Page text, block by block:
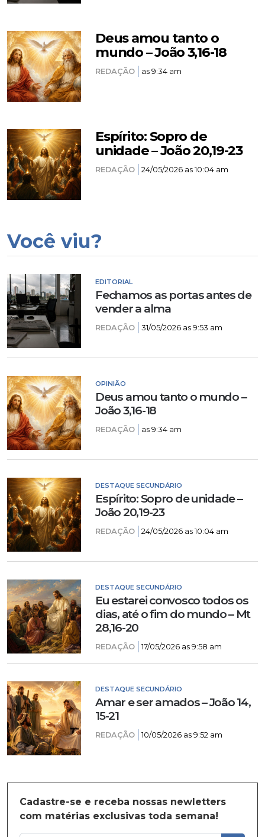
Deus amou tanto o
mundo – João 3,16-18
REDAÇÃO as 9:34 am
Espírito: Sopro de
unidade – João 20,19-23
REDAÇÃO 24/05/2026 as 10:04 am
Você viu?
EDITORIAL
Fechamos as portas antes de
vender a alma
REDAÇÃO 31/05/2026 as 9:53 am
OPINIÃO
Deus amou tanto o mundo –
João 3,16-18
REDAÇÃO as 9:34 am
DESTAQUE SECUNDÁRIO
Espírito: Sopro de unidade –
João 20,19-23
REDAÇÃO 24/05/2026 as 10:04 am
DESTAQUE SECUNDÁRIO
Eu estarei convosco todos os
dias, até o fim do mundo – Mt
28,16-20
REDAÇÃO 17/05/2026 as 9:58 am
DESTAQUE SECUNDÁRIO
Amar e ser amados – João 14,
15-21
REDAÇÃO 10/05/2026 as 9:52 am
Cadastre-se e receba nossas newletters
com matérias exclusivas toda semana!